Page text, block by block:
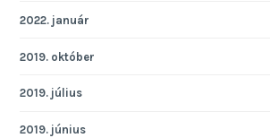
2022. január
2019. október
2019. július
2019. június